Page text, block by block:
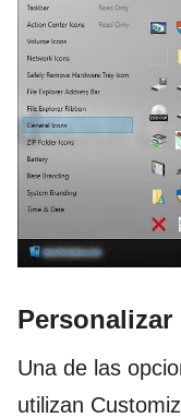
Una de las
utilizan